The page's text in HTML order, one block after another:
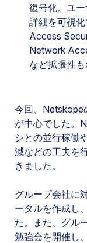
復号化。ユ
詳細を可視
Access
Network
など拡張性
今回、Netskope
が中心でした。
シとの並行稼働
減などの工夫を
きました。
グループ会社に
ータルを作成し
た。また、グル
勉強会を開催し